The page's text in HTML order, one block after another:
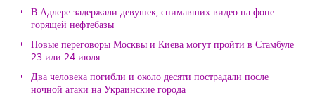
В Адлере задержали девушек, снимавших видео на фоне
горящей нефтебазы
Новые переговоры Москвы и Киева могут пройти в Стамбуле
23 или 24 июля
Два человека погибли и около десяти пострадали после
ночной атаки на Украинские города